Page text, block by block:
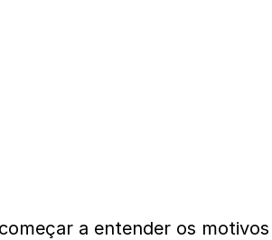
a entender os